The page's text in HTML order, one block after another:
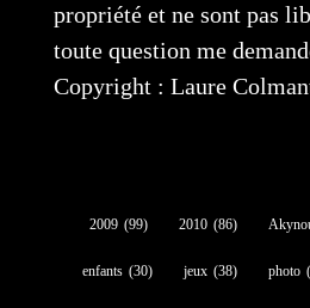
propriété et ne sont pas
toute question me
Copyright : Laure
2009 (99) 2010 (86)
enfants (30) jeux (38) photo